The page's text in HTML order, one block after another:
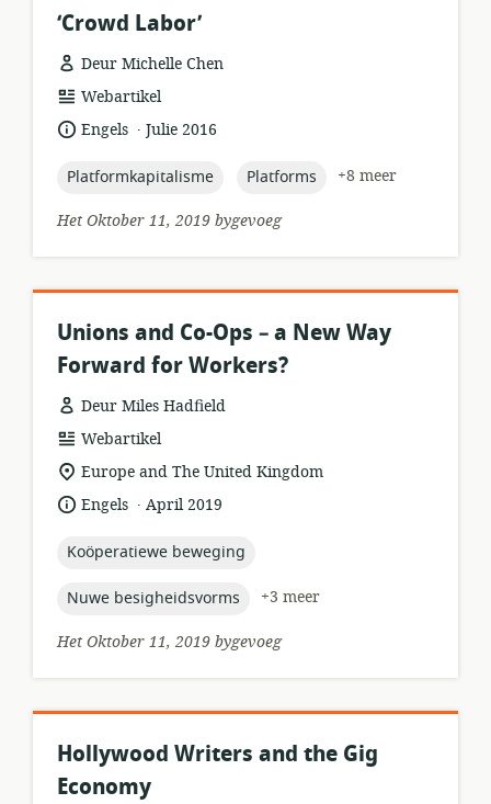
‘Crowd Labor’
Deur Michelle Chen
hulpbronformaat:
Webartikel
taal:Engels .
datumJulie 2016
topic:
Platformkapitalisme topic:
Platforms
+8 meer
Het Oktober 11, 2019 bygevoeg
Unions and Co-Ops – a New Way
Forward for Workers?
Deur Miles Hadfield
hulpbronformaat:
Webartikel
ligging
van
relevansie:
Europe and The United Kingdom
taal:Engels .
datumApril 2019
topic:
Koöperatiewe beweging
topic:
Nuwe besigheidsvorms
+3 meer
Het Oktober 11, 2019 bygevoeg
Hollywood Writers and the Gig
Economy